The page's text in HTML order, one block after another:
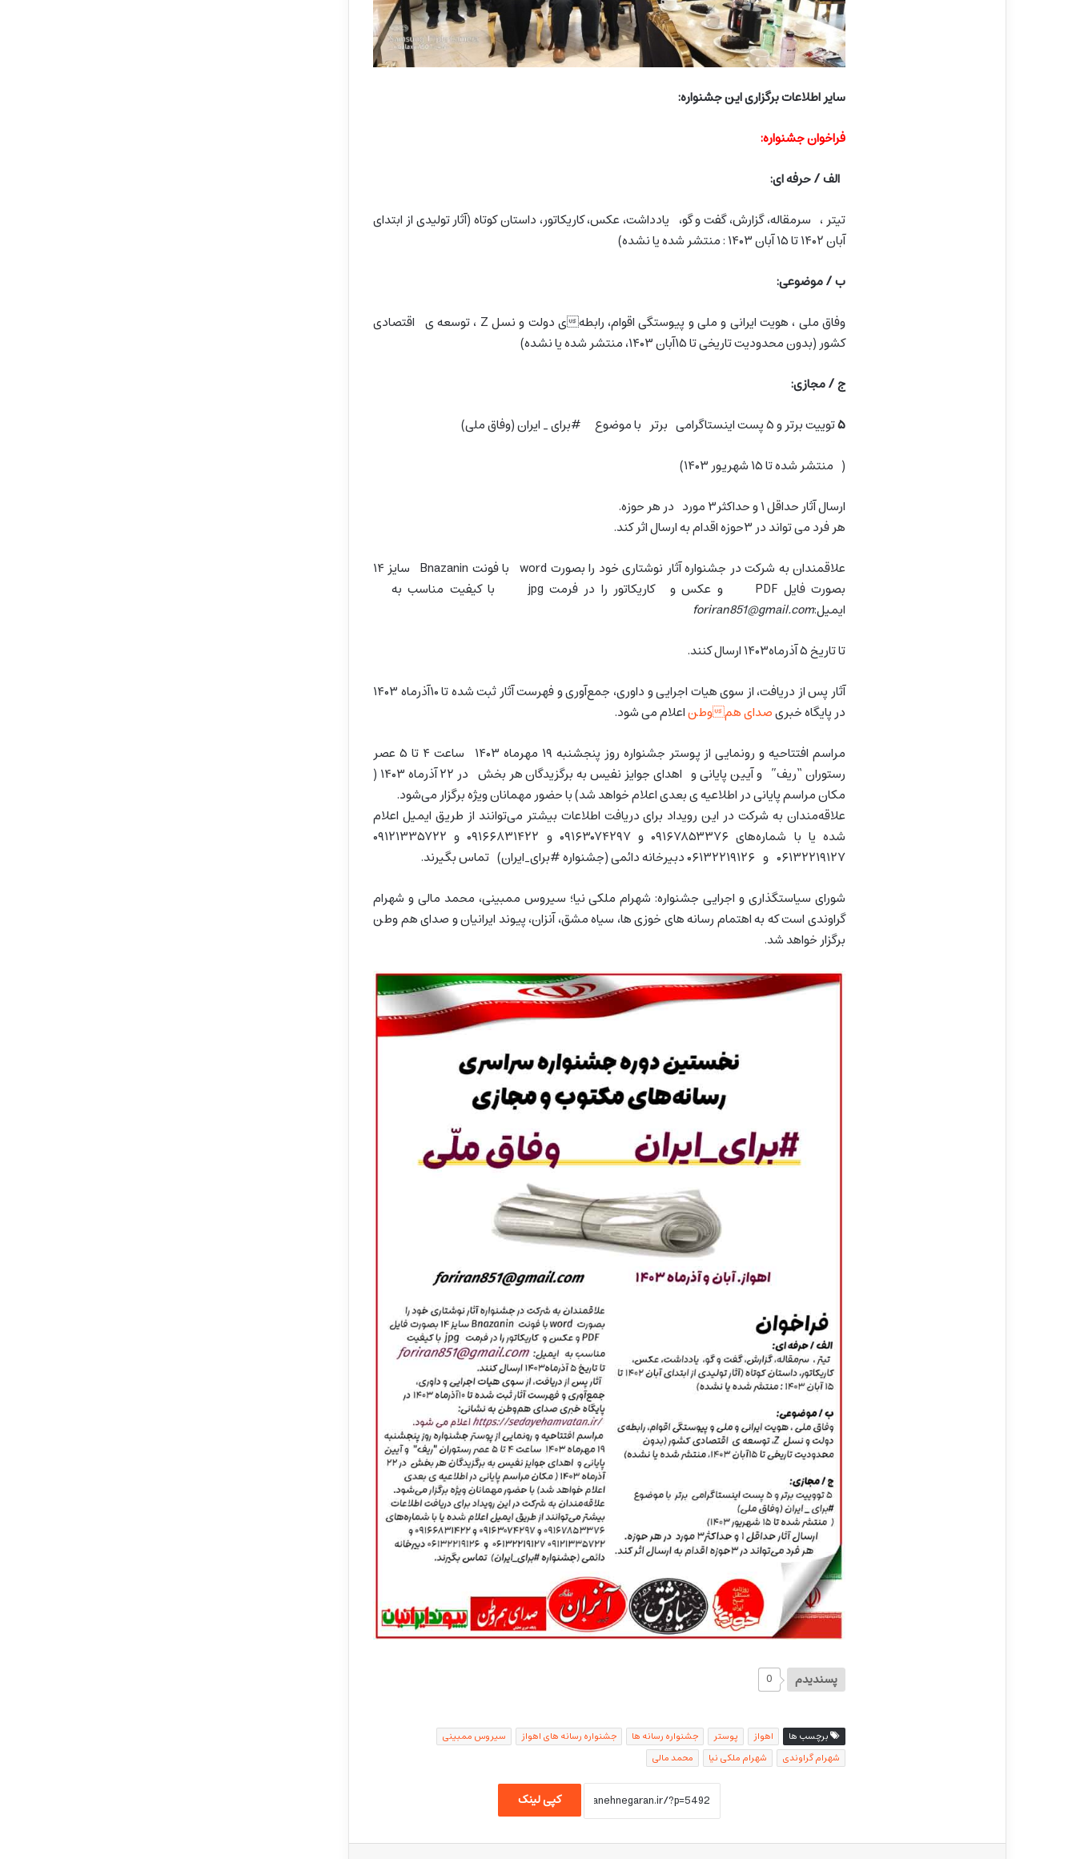
سایر اطلاعات برگزاری این جشنواره:
فراخوان جشنواره:
الف / حرفه ای:
تیتر ، سرمقاله، گزارش، گفت و گو، یادداشت، عکس، کاریکاتور، داستان کوتاه (آثار تولیدی از ابتدای
آبان ۱۴۰۲ تا ۱۵ آبان ۱۴۰۳ : منتشر شده یا نشده)
ب / موضوعی:
وفاق ملی ، هویت ایرانی و ملی و پیوستگی اقوام، رابطهی دولت و نسل Z ، توسعه ی اقتصادی
کشور (بدون محدودیت تاریخی تا ۱۵آبان ۱۴۰۳، منتشر شده یا نشده)
ج / مجازی:
۵توییت برتر و ۵ پست اینستاگرامی برتر با موضوع #برای _ ایران (وفاق ملی)
( منتشر شده تا ۱۵ شهریور ۱۴۰۳)
ارسال آثار حداقل ۱ و حداکثر۳ مورد در هر حوزه.
هر فرد می تواند در ۳حوزه اقدام به ارسال اثر کند.
علاقمندان به شرکت در جشنواره آثار نوشتاری خود را بصورت word با فونت Bnazanin سایز ۱۴
بصورت فایل PDF و عکس و کاریکاتور را در فرمت jpg با کیفیت مناسب به
ایمیل:foriran851@gmail.com
تا تاریخ ۵ آذرماه۱۴۰۳ ارسال کنند.
آثار پس از دریافت، از سوی هیات اجرایی و داوری، جمع‌آوری و فهرست آثار ثبت شده تا ۱۰آذرماه ۱۴۰۳
در پایگاه خبریصدای هموطناعلام می شود.
مراسم افتتاحیه و رونمایی از پوستر جشنواره روز پنجشنبه ۱۹ مهرماه ۱۴۰۳ ساعت ۴ تا ۵ عصر
رستوران “ریف” و آیین پایانی و اهدای جوایز نفیس به برگزیدگان هر بخش در ۲۲ آذرماه ۱۴۰۳ (
مکان مراسم پایانی در اطلاعیه ی بعدی اعلام خواهد شد) با حضور مهمانان ویژه برگزار می‌شود.
علاقه‌مندان به شرکت در این رویداد برای دریافت اطلاعات بیشتر می‌توانند از طریق ایمیل اعلام
شده یا با شماره‌های ۰۹۱۶۷۸۵۳۳۷۶ و ۰۹۱۶۳۰۷۴۲۹۷ و ۰۹۱۶۶۸۳۱۴۲۲ و ۰۹۱۲۱۳۳۵۷۲۲
۰۶۱۳۲۲۱۹۱۲۷ و ۰۶۱۳۲۲۱۹۱۲۶ دبیرخانه دائمی (جشنواره #برای_ایران) تماس بگیرند.
شورای سیاستگذاری و اجرایی جشنواره: شهرام ملکی نیا؛ سیروس ممبینی، محمد مالی و شهرام
گراوندی است که به اهتمام رسانه های خوزی ها، سیاه مشق، آنزان، پیوند ایرانیان و صدای هم وطن
برگزار خواهد شد.
پسندیدم 0
برچسب ها اهواز پوستر جشنواره رسانه ها جشنواره رسانه های اهواز
سیروس ممبینی
شهرام گراوندی
شهرام ملکی نیا محمد مالی
کپی لینک